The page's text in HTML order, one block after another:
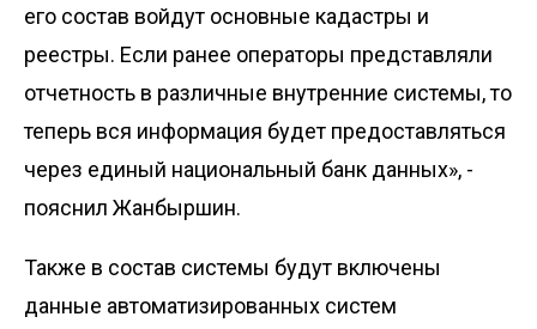
его состав войдут основные кадастры и
реестры. Если ранее операторы представляли
отчетность в различные внутренние системы, то
теперь вся информация будет предоставляться
через единый национальный банк данных», -
пояснил Жанбыршин.
Также в состав системы будут включены
данные автоматизированных систем